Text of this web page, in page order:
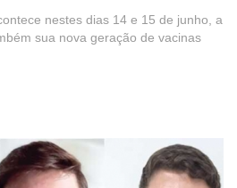
nestes dias 14 e 15 de junho, a
sua nova geração de vacinas